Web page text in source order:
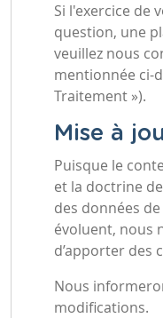
Si l'exercice de
question, une
veuillez nous
mentionnée ci-
Traitement »).
Mise à
Puisque le
et la doctrine
des données
évoluent, nous
d’apporter des
Nous
modifications.